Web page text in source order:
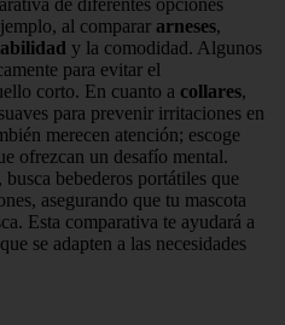
de diferentes opciones
al comparar arneses,
y la comodidad. Algunos
para evitar el
corto. En cuanto a collares,
para prevenir irritaciones en
merecen atención; escoge
ofrezcan un desafío mental.
, busca bebederos portátiles que
asegurando que tu mascota
Esta comparativa te ayudará a
se adapten a las necesidades